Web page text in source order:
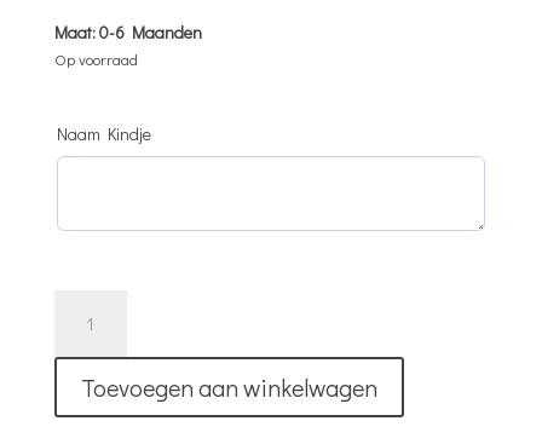
Maat: 0-6 Maanden
Op voorraad
Naam Kindje
Christmas
Setje
|
Toevoegen aan winkelwagen